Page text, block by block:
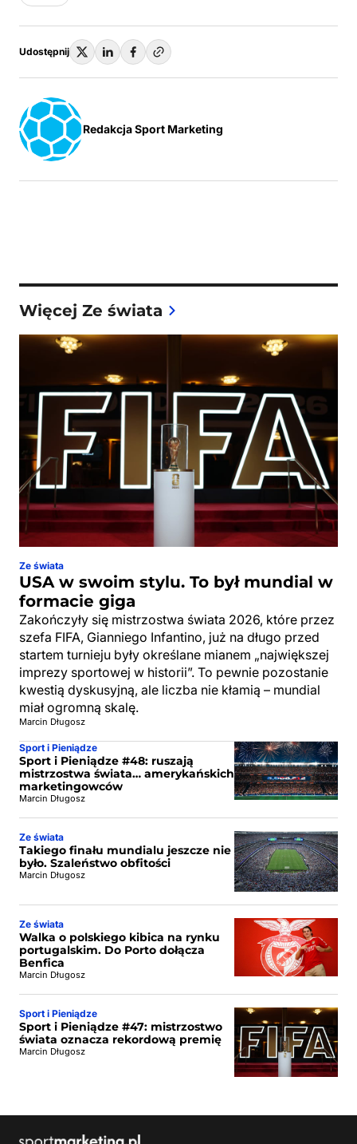
Udostępnij
Redakcja Sport Marketing
Więcej Ze świata
Ze świata
USA w swoim stylu. To był mundial w
formacie giga
Zakończyły się mistrzostwa świata 2026, które przez
szefa FIFA, Gianniego Infantino, już na długo przed
startem turnieju były określane mianem „największej
imprezy sportowej w historii”. To pewnie pozostanie
kwestią dyskusyjną, ale liczba nie kłamią – mundial
miał ogromną skalę.
Marcin Długosz
Sport i Pieniądze
Sport i Pieniądze #48: ruszają
mistrzostwa świata… amerykańskich
marketingowców
Marcin Długosz
Ze świata
Takiego finału mundialu jeszcze nie
było. Szaleństwo obfitości
Marcin Długosz
Ze świata
Walka o polskiego kibica na rynku
portugalskim. Do Porto dołącza
Benfica
Marcin Długosz
Sport i Pieniądze
Sport i Pieniądze #47: mistrzostwo
świata oznacza rekordową premię
Marcin Długosz